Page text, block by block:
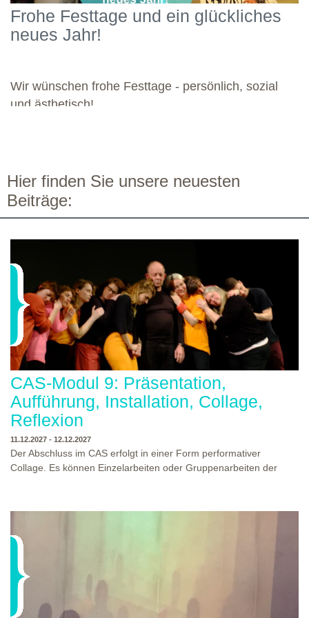
Schwerpunkten und legte damit einen starken Grundstein für die
kommenden Module. Günther wünscht allen weiteren
Dozierenden viel Freude bei ihren Modulen sowie eine ebenso
Frohe Festtage und ein glückliches
neues Jahr!
Wir wünschen frohe Festtage - persönlich, sozial
und ästhetisch!
Hier finden Sie unsere neuesten
Beiträge:
CAS-Modul 9: Präsentation,
Aufführung, Installation, Collage,
Reflexion
11.12.2027 - 12.12.2027
Der Abschluss im CAS erfolgt in einer Form performativer
Collage. Es können Einzelarbeiten oder Gruppenarbeiten der
Ausbildungsprogramm zu erleben. Die Studierenden des
oder Präsentation. Wir freuen uns über Begegnungen und
Gespräche an der performativen Collage.
WO?